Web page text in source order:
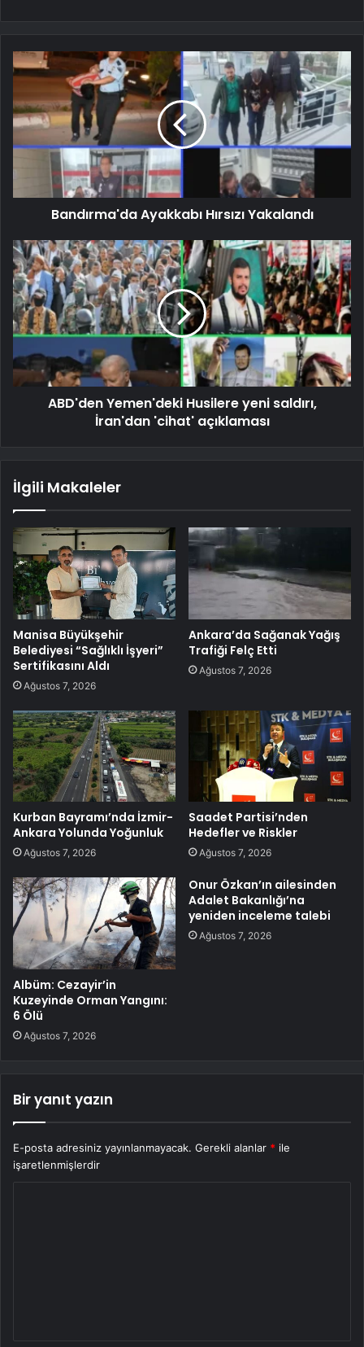
Bandırma'da Ayakkabı Hırsızı Yakalandı
ABD'den Yemen'deki Husilere yeni saldırı,
İran'dan 'cihat' açıklaması
İlgili Makaleler
Manisa Büyükşehir
Belediyesi “Sağlıklı İşyeri”
Sertifikasını Aldı
Ağustos 7, 2026
Ankara’da Sağanak Yağış
Trafiği Felç Etti
Ağustos 7, 2026
Kurban Bayramı’nda İzmir-
Ankara Yolunda Yoğunluk
Ağustos 7, 2026
Saadet Partisi’nden
Hedefler ve Riskler
Ağustos 7, 2026
Albüm: Cezayir’in
Kuzeyinde Orman Yangını:
6 Ölü
Ağustos 7, 2026
Onur Özkan’ın ailesinden
Adalet Bakanlığı’na
yeniden inceleme talebi
Ağustos 7, 2026
Bir yanıt yazın
E-posta adresiniz yayınlanmayacak. Gerekli alanlar * ile
işaretlenmişlerdir